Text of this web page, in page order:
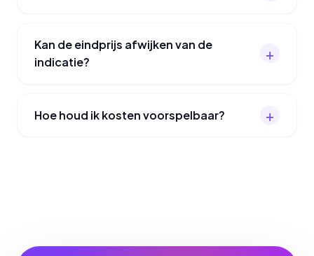
Kan de eindprijs afwijken van de
indicatie?
Hoe houd ik kosten voorspelbaar?